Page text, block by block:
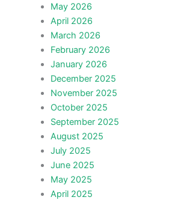
May 2026
April 2026
March 2026
February 2026
January 2026
December 2025
November 2025
October 2025
September 2025
August 2025
July 2025
June 2025
May 2025
April 2025